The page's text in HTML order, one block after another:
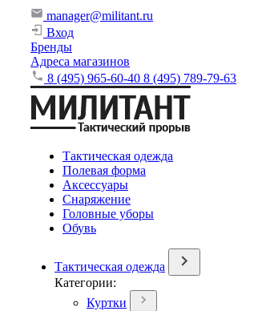
manager@militant.ru
Вход
Бренды
Адреса магазинов
8 (495) 965-60-40 8 (495) 789-79-63
Тактическая одежда
Полевая форма
Аксессуары
Снаряжение
Головные уборы
Обувь
Тактическая одежда
Категории:
Куртки